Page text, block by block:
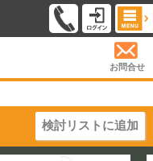
お問合せ
検討リストに追加